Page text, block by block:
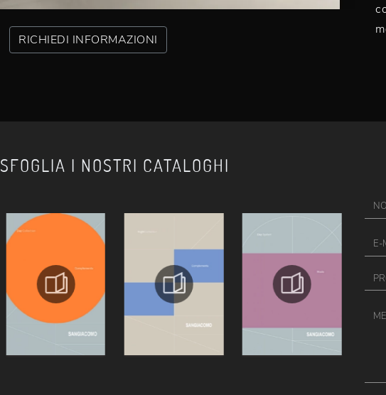
RICHIEDI INFORMAZIONI
SFOGLIA I NOSTRI CATALOGHI